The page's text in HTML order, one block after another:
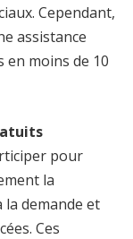
Cependant,
assistance
moins de 10
pour
la
demande et
Ces